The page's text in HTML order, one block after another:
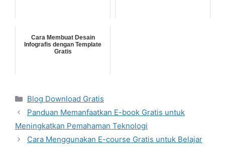
Cara Membuat Desain
Infografis dengan Template
Gratis
Categories
Blog Download Gratis
Panduan Memanfaatkan E-book Gratis untuk
Meningkatkan Pemahaman Teknologi
Cara Menggunakan E-course Gratis untuk Belajar